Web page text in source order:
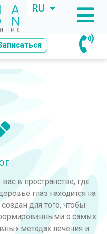
RU
KZ
в пространстве, где
глаз находится на
для того, чтобы
о самых
методах лечения и